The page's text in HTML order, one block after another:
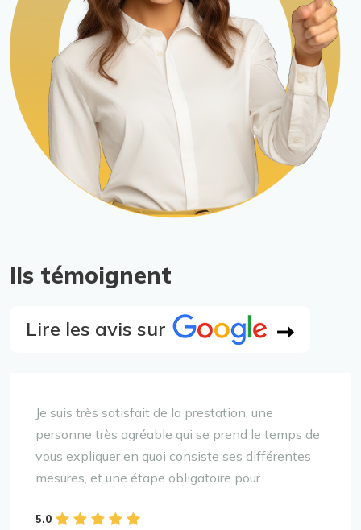
Ils témoignent
Lire les avis sur
Je suis très satisfait de la prestation, une
personne très agréable qui se prend le temps de
vous expliquer en quoi consiste ses différentes
mesures, et une étape obligatoire pour.
5.0